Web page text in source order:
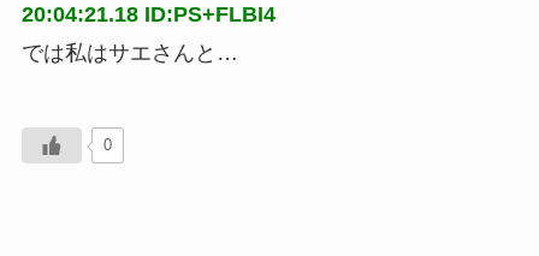
20:04:21.18 ID:PS+FLBI4
では私はサエさんと…
0